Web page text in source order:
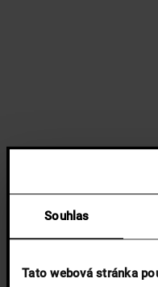
Souhlas
Tato webová stránka